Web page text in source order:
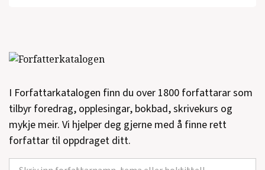
I Forfattarkatalogen finn du over 1800 forfattarar som
tilbyr foredrag, opplesingar, bokbad, skrivekurs og
mykje meir. Vi hjelper deg gjerne med å finne rett
forfattar til oppdraget ditt.